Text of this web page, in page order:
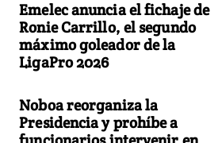
Emelec anuncia el fichaje de
Ronie Carrillo, el segundo
máximo goleador de la
LigaPro 2026
Noboa reorganiza la
Presidencia y prohíbe a